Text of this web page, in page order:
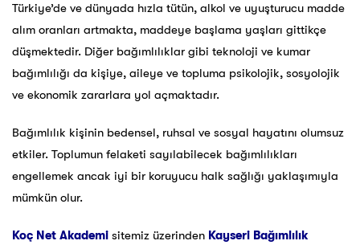
Türkiye’de ve dünyada hızla tütün, alkol ve uyuşturucu madde
alım oranları artmakta, maddeye başlama yaşları gittikçe
düşmektedir. Diğer bağımlılıklar gibi teknoloji ve kumar
bağımlılığı da kişiye, aileye ve topluma psikolojik, sosyolojik
ve ekonomik zararlara yol açmaktadır.
Bağımlılık kişinin bedensel, ruhsal ve sosyal hayatını olumsuz
etkiler. Toplumun felaketi sayılabilecek bağımlılıkları
engellemek ancak iyi bir koruyucu halk sağlığı yaklaşımıyla
mümkün olur.
Koç Net Akademi sitemiz üzerinden Kayseri Bağımlılık